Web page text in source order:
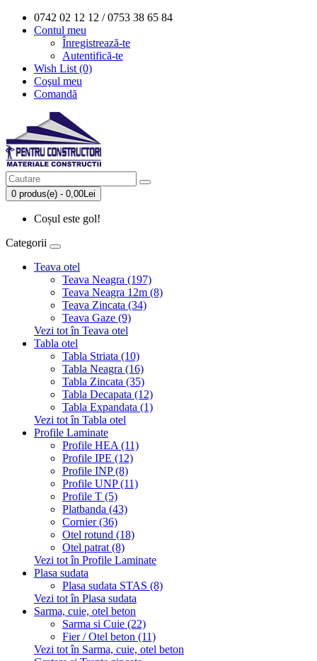
0742 02 12 12 / 0753 38 65 84
Contul meu
Înregistrează-te
Autentifică-te
Wish List (0)
Coşul meu
Comandă
0 produs(e) - 0,00Lei
Coșul este gol!
Categorii
Teava otel
Teava Neagra (197)
Teava Neagra 12m (8)
Teava Zincata (34)
Teava Gaze (9)
Vezi tot în Teava otel
Tabla otel
Tabla Striata (10)
Tabla Neagra (16)
Tabla Zincata (35)
Tabla Decapata (12)
Tabla Expandata (1)
Vezi tot în Tabla otel
Profile Laminate
Profile HEA (11)
Profile IPE (12)
Profile INP (8)
Profile UNP (11)
Profile T (5)
Platbanda (43)
Cornier (36)
Otel rotund (18)
Otel patrat (8)
Vezi tot în Profile Laminate
Plasa sudata
Plasa sudata STAS (8)
Vezi tot în Plasa sudata
Sarma, cuie, otel beton
Sarma si Cuie (22)
Fier / Otel beton (11)
Vezi tot în Sarma, cuie, otel beton